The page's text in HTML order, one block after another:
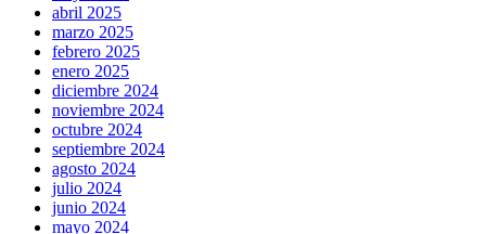
abril 2025
marzo 2025
febrero 2025
enero 2025
diciembre 2024
noviembre 2024
octubre 2024
septiembre 2024
agosto 2024
julio 2024
junio 2024
mayo 2024